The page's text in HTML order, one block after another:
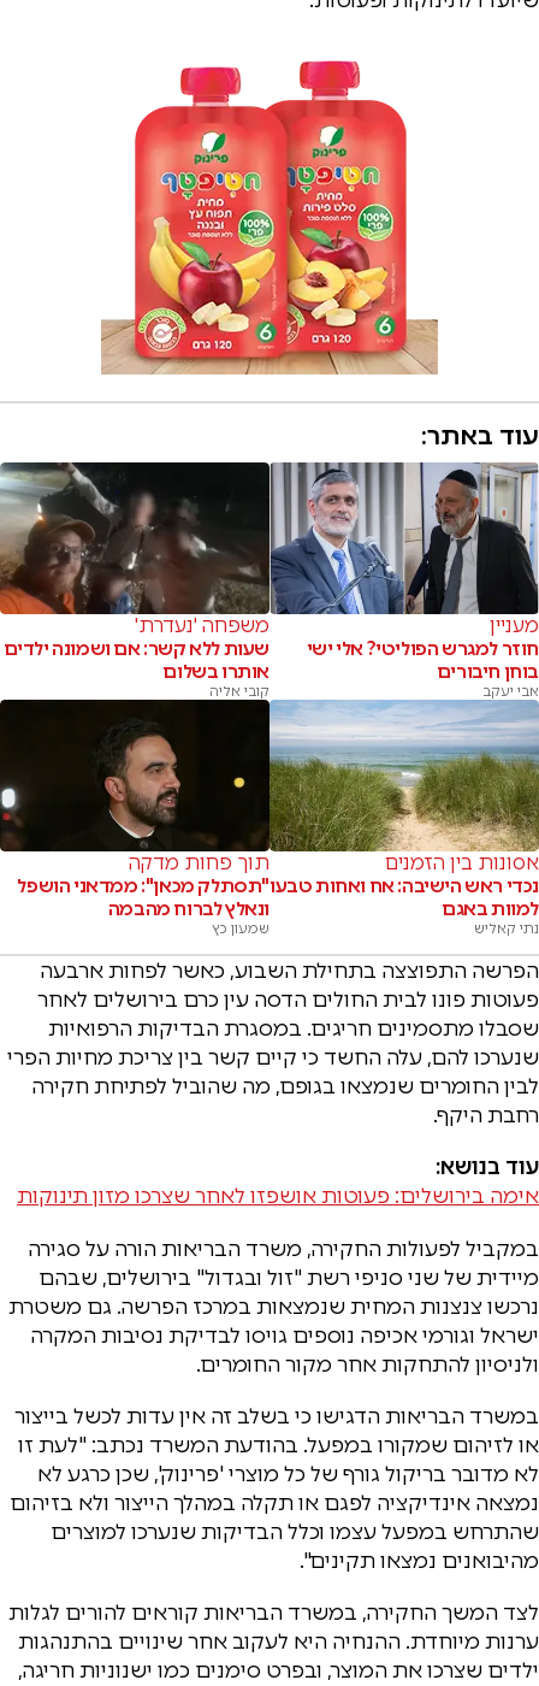
עוד באתר:
מעניין
חוזר למגרש הפוליטי? אלי ישי
בוחן חיבורים
אבי יעקב
משפחה 'נעדרת'
שעות ללא קשר: אם ושמונה ילדים
אותרו בשלום
קובי אליה
אסונות בין הזמנים
נכדי ראש הישיבה: אח ואחות טבעו
למוות באגם
נתי קאליש
תוך פחות מדקה
"תסתלק מכאן": ממדאני הושפל
ונאלץ לברוח מהבמה
שמעון כץ
הפרשה התפוצצה בתחילת השבוע, כאשר לפחות ארבעה
פעוטות פונו לבית החולים הדסה עין כרם בירושלים לאחר
שסבלו מתסמינים חריגים. במסגרת הבדיקות הרפואיות
שנערכו להם, עלה החשד כי קיים קשר בין צריכת מחיות הפרי
לבין החומרים שנמצאו בגופם, מה שהוביל לפתיחת חקירה
רחבת היקף.
עוד בנושא:
אימה בירושלים: פעוטות אושפזו לאחר שצרכו מזון תינוקות
במקביל לפעולות החקירה, משרד הבריאות הורה על סגירה
מיידית של שני סניפי רשת "זול ובגדול" בירושלים, שבהם
נרכשו צנצנות המחית שנמצאות במרכז הפרשה. גם משטרת
ישראל וגורמי אכיפה נוספים גויסו לבדיקת נסיבות המקרה
ולניסיון להתחקות אחר מקור החומרים.
במשרד הבריאות הדגישו כי בשלב זה אין עדות לכשל בייצור
או לזיהום שמקורו במפעל. בהודעת המשרד נכתב: "לעת זו
לא מדובר בריקול גורף של כל מוצרי 'פרינוק', שכן כרגע לא
נמצאה אינדיקציה לפגם או תקלה במהלך הייצור ולא בזיהום
שהתרחש במפעל עצמו וכלל הבדיקות שנערכו למוצרים
מהיבואנים נמצאו תקינים".
לצד המשך החקירה, במשרד הבריאות קוראים להורים לגלות
ערנות מיוחדת. ההנחיה היא לעקוב אחר שינויים בהתנהגות
ילדים שצרכו את המוצר, ובפרט סימנים כמו ישנוניות חריגה,